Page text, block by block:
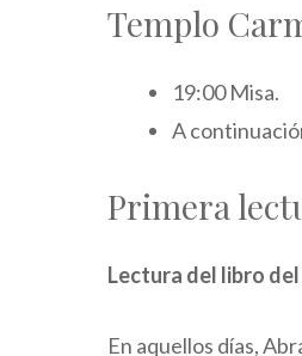
Templo
19:00 Misa.
A
Primera
Lectura del libro
En aquellos días,